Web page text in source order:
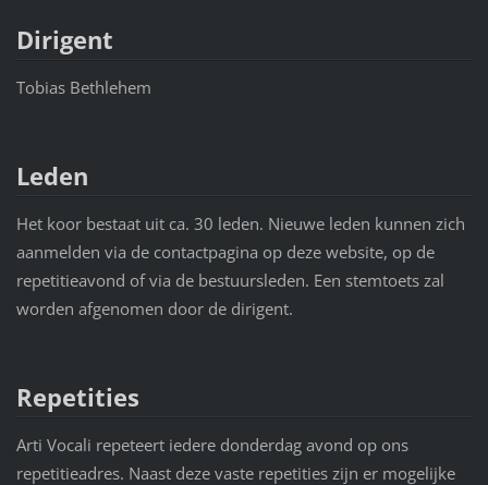
Dirigent
Tobias Bethlehem
Leden
Het koor bestaat uit ca. 30 leden. Nieuwe leden kunnen zich
aanmelden via de contactpagina op deze website, op de
repetitieavond of via de bestuursleden. Een stemtoets zal
worden afgenomen door de dirigent.
Repetities
Arti Vocali repeteert iedere donderdag avond op ons
repetitieadres. Naast deze vaste repetities zijn er mogelijke